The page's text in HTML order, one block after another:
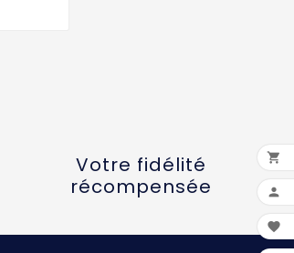
Votre fidélité
récompensée


